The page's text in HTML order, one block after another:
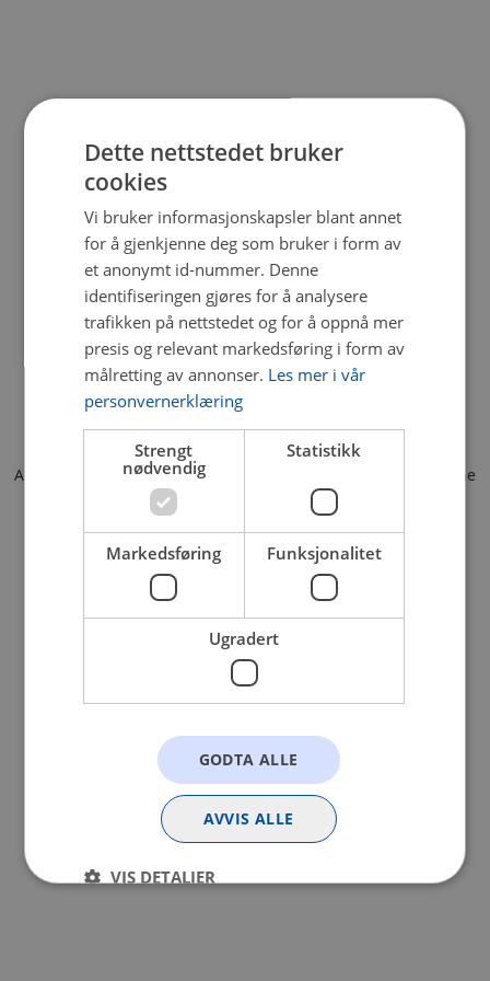
Application error: a client-side exception has occurred (see the
browser console for more information).
Dette nettstedet bruker
cookies
Vi bruker informasjonskapsler blant annet
for å gjenkjenne deg som bruker i form av
et anonymt id-nummer. Denne
identifiseringen gjøres for å analysere
trafikken på nettstedet og for å oppnå mer
presis og relevant markedsføring i form av
målretting av annonser. Les mer i vår
personvernerklæring
Strengt
nødvendig
Statistikk
Markedsføring Funksjonalitet
Ugradert
GODTA ALLE
AVVIS ALLE
VIS DETALJER